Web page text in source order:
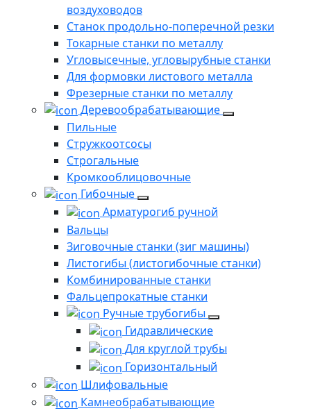
воздуховодов
Станок продольно-поперечной резки
Токарные станки по металлу
Угловысечные, угловырубные станки
Для формовки листового металла
Фрезерные станки по металлу
Деревообрабатывающие
Пильные
Стружкоотсосы
Строгальные
Кромкооблицовочные
Гибочные
Арматурогиб ручной
Вальцы
Зиговочные станки (зиг машины)
Листогибы (листогибочные станки)
Комбинированные станки
Фальцепрокатные станки
Ручные трубогибы
Гидравлические
Для круглой трубы
Горизонтальный
Шлифовальные
Камнеобрабатывающие